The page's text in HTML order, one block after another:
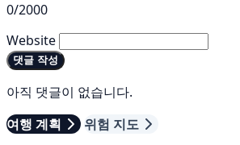
0/2000
Website
댓글 작성
아직 댓글이 없습니다.
여행 계획
위험 지도